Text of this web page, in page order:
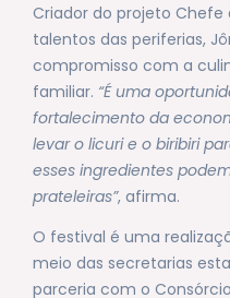
Criador do projeto Chefe
talentos das periferias,
compromisso com a
familiar. “É uma
fortalecimento da
levar o licuri e o biribiri
esses ingredientes
prateleiras”, afirma.
O festival é uma
meio das secretarias
parceria com o